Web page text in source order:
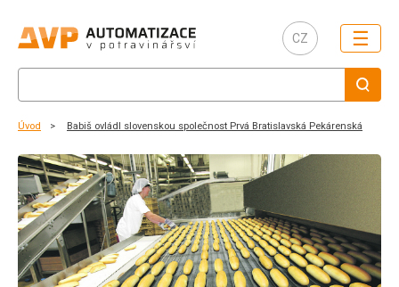
CZ ☰
Úvod Babiš ovládl slovenskou společnost Prvá Bratislavská Pekárenská